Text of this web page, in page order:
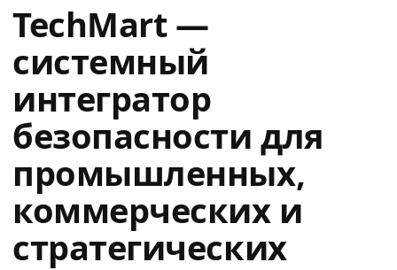
TechMart —
системный
интегратор
безопасности для
промышленных,
коммерческих и
стратегических